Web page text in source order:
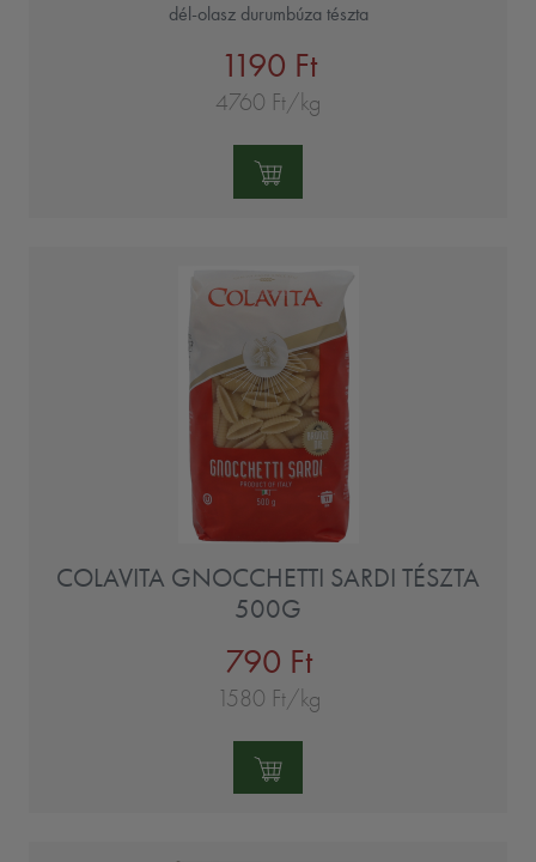
dél-olasz durumbúza tészta
1190 Ft
4760 Ft/kg
Mennyiség:
COLAVITA GNOCCHETTI SARDI TÉSZTA
500G
790 Ft
1580 Ft/kg
Mennyiség: